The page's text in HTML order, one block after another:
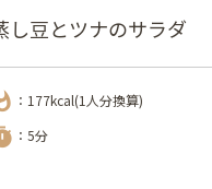
し豆とツナのサラダ
：177kcal(1人分換算)
：5分